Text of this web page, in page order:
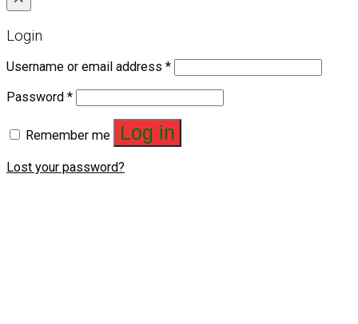
Login
Username or email address *
Password *
Remember me Log in
Lost your password?